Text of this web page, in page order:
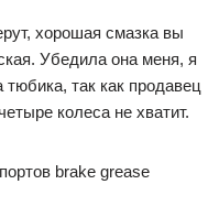
хорошая смазка вы
Убедила она меня, я
так как продавец
колеса не хватит.